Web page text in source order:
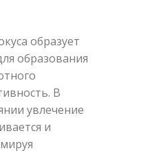
образует
образования
В
увлечение
и